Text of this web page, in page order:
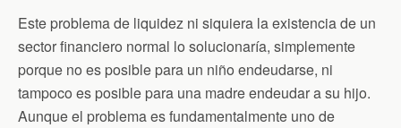
Este problema de liquidez ni siquiera la existencia de un
sector financiero normal lo solucionaría, simplemente
porque no es posible para un niño endeudarse, ni
tampoco es posible para una madre endeudar a su hijo.
Aunque el problema es fundamentalmente uno de